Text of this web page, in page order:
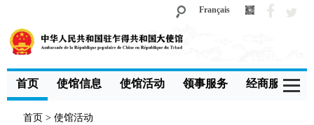
Français
首页 使馆信息 使馆活动 领事服务 经商服务
首页 > 使馆活动